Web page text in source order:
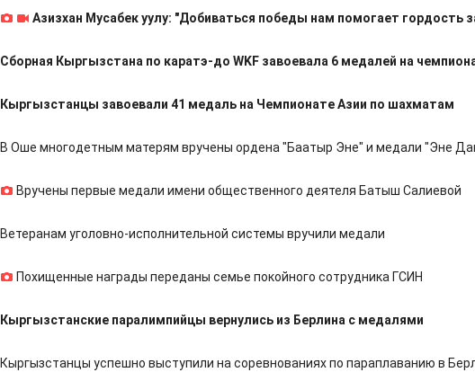
Азизхан Мусабек уулу: "Добиваться победы нам помогает гордость
Сборная Кыргызстана по каратэ-до WKF завоевала 6 медалей на
Кыргызстанцы завоевали 41 медаль на Чемпионате Азии по шахматам
В Оше многодетным матерям вручены ордена "Баатыр Эне" и медали "Эне
Вручены первые медали имени общественного деятеля Батыш Салиевой
Ветеранам уголовно-исполнительной системы вручили медали
Похищенные награды переданы семье покойного сотрудника ГСИН
Кыргызстанские паралимпийцы вернулись из Берлина с медалями
Кыргызстанцы успешно выступили на соревнованиях по параплаванию в